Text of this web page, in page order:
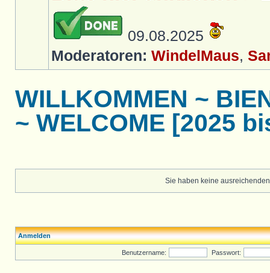
09.08.2025
Moderatoren: WindelMaus,
WILLKOMMEN ~
~ WELCOME [2025
Sie haben keine
Anmelden
Benutzername: Passwort: